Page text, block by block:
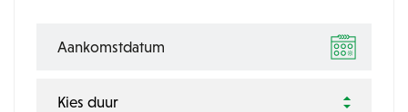
Kies duur